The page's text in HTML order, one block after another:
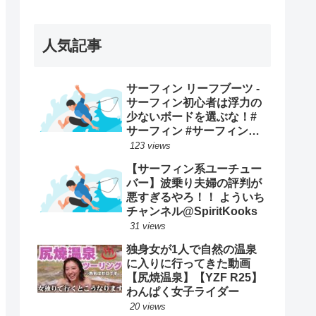
人気記事
サーフィン リーフブーツ -
サーフィン初心者は浮力の
少ないボードを選ぶな！#
サーフィン #サーフィンス
クール #川畑友吾 #千葉 #湘
123 views
【サーフィン系ユーチュー
バー】波乗り夫婦の評判が
悪すぎるやろ！！ よういち
チャンネル@SpiritKooks
31 views
独身女が1人で自然の温泉
に入りに行ってきた動画
【尻焼温泉】【YZF R25】
わんぱく女子ライダー
20 views